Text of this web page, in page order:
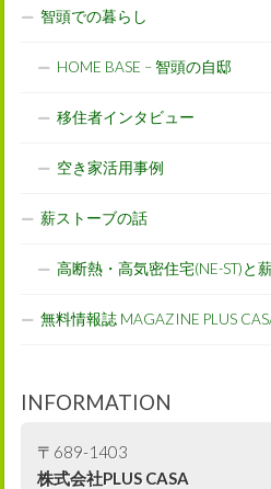
智頭での暮らし
HOME BASE – 智頭の自邸
移住者インタビュー
空き家活用事例
薪ストーブの話
高断熱・高気密住宅(NE-ST)と
無料情報誌 MAGAZINE PLUS
INFORMATION
〒689-1403
株式会社PLUS CASA